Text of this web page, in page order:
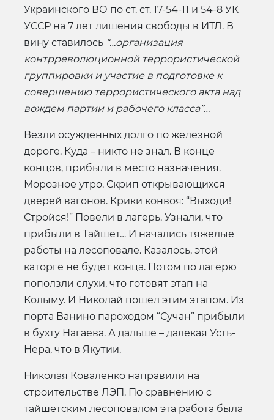
Украинского ВО по ст. ст. 17-54-11 и 54-8 УК
УССР на 7 лет лишения свободы в ИТЛ. В
вину ставилось “…организация
контрреволюционной террористической
группировки и участие в подготовке к
совершению террористического акта над
вождем партии и рабочего класса”…
Везли осужденных долго по железной
дороге. Куда – никто не знал. В конце
концов, прибыли в место назначения.
Морозное утро. Скрип открывающихся
дверей вагонов. Крики конвоя: “Выходи!
Стройся!” Повели в лагерь. Узнали, что
прибыли в Тайшет… И начались тяжелые
работы на лесоповале. Казалось, этой
каторге не будет конца. Потом по лагерю
поползли слухи, что готовят этап на
Колыму. И Николай пошел этим этапом. Из
порта Ванино пароходом “Сучан” прибыли
в бухту Нагаева. А дальше – далекая Усть-
Нера, что в Якутии.
Николая Коваленко направили на
строительстве ЛЭП. По сравнению с
тайшетским лесоповалом эта работа была